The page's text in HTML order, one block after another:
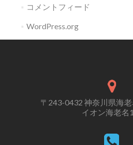
コメントフィード
WordPress.org
〒243-0432 神奈川県海
イオン海老名